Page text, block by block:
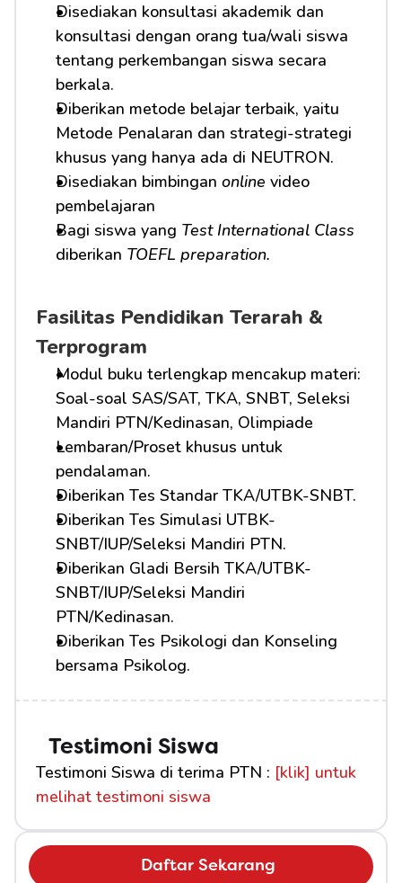
Daftar Sekarang
Disediakan konsultasi akademik dan
konsultasi dengan orang tua/wali siswa
tentang perkembangan siswa secara
berkala.
Diberikan metode belajar terbaik, yaitu
Metode Penalaran dan strategi-strategi
khusus yang hanya ada di NEUTRON.
Disediakan bimbingan online video
pembelajaran
Bagi siswa yang Test International Class
diberikan TOEFL preparation.
Fasilitas Pendidikan Terarah &
Terprogram
Modul buku terlengkap mencakup materi:
Soal-soal SAS/SAT, TKA, SNBT, Seleksi
Mandiri PTN/Kedinasan, Olimpiade
Lembaran/Proset khusus untuk
pendalaman.
Diberikan Tes Standar TKA/UTBK-SNBT.
Diberikan Tes Simulasi UTBK-
SNBT/IUP/Seleksi Mandiri PTN.
Diberikan Gladi Bersih TKA/UTBK-
SNBT/IUP/Seleksi Mandiri
PTN/Kedinasan.
Diberikan Tes Psikologi dan Konseling
bersama Psikolog.
Testimoni Siswa
Testimoni Siswa di terima PTN : [klik] untuk
melihat testimoni siswa